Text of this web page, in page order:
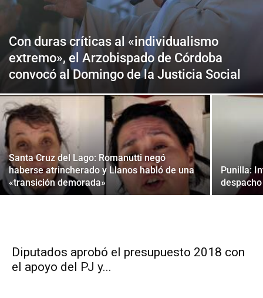
Con duras críticas al «individualismo
extremo», el Arzobispado de Córdoba
convocó al Domingo de la Justicia Social
Santa Cruz del Lago: Romanutti negó
haberse atrincherado y Llanos habló de una
«transición demorada»
Punilla:
Diputados aprobó el presupuesto 2018 con
el apoyo del PJ y...